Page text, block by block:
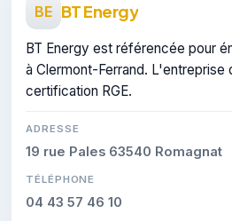
BE BT Energy
BT Energy est référencée pour
à Clermont-Ferrand. L'entreprise
certification RGE.
ADRESSE
19 rue Pales 63540 Romagnat
TÉLÉPHONE
04 43 57 46 10